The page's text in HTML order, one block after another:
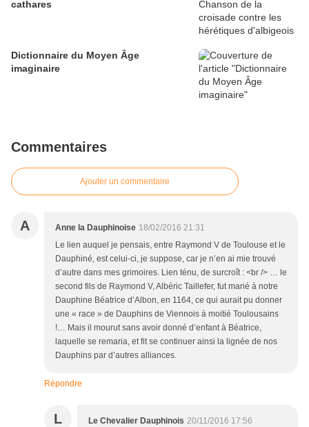
cathares
Dictionnaire du Moyen Âge
imaginaire
Commentaires
Ajouter un commentaire
A Anne la Dauphinoise 18/02/2016 21:31
Le lien auquel je pensais, entre Raymond V de Toulouse et le
Dauphiné, est celui-ci, je suppose, car je n’en ai mie trouvé
d’autre dans mes grimoires. Lien ténu, de surcroît : <br /> … le
second fils de Raymond V, Albéric Taillefer, fut marié à notre
Dauphine Béatrice d’Albon, en 1164, ce qui aurait pu donner
une « race » de Dauphins de Viennois à moitié Toulousains
!… Mais il mourut sans avoir donné d’enfant à Béatrice,
laquelle se remaria, et fit se continuer ainsi la lignée de nos
Dauphins par d’autres alliances.
Répondre
L Le Chevalier Dauphinois 20/11/2016 17:56